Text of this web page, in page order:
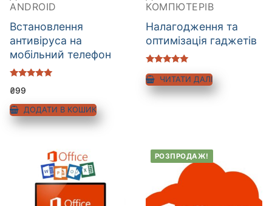
ANDROID
Встановлення
антивіруса на
мобільний телефон
5.00
₴99
ДОДАТИ В КОШИК
КОМПЮТЕРІВ
Налагодження та
оптимізація гаджетів
5.00
з 5
ЧИТАТИ ДАЛІ
РОЗПРОДАЖ!